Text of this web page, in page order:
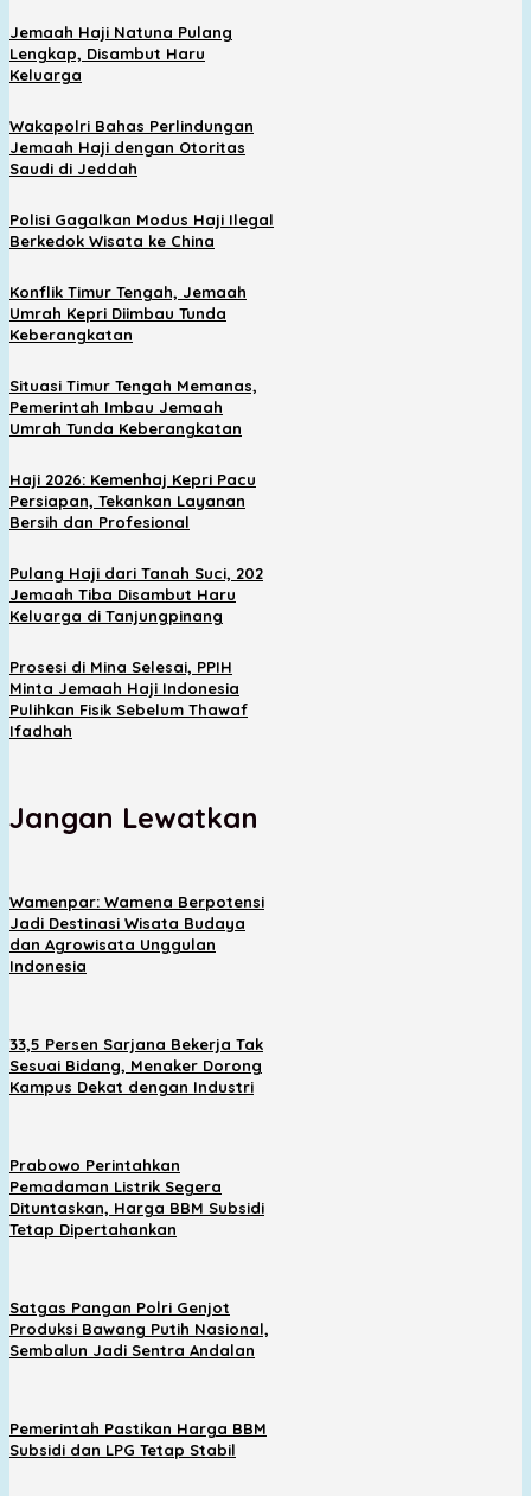
Jemaah Haji Natuna Pulang
Lengkap, Disambut Haru
Keluarga
Wakapolri Bahas Perlindungan
Jemaah Haji dengan Otoritas
Saudi di Jeddah
Polisi Gagalkan Modus Haji Ilegal
Berkedok Wisata ke China
Konflik Timur Tengah, Jemaah
Umrah Kepri Diimbau Tunda
Keberangkatan
Situasi Timur Tengah Memanas,
Pemerintah Imbau Jemaah
Umrah Tunda Keberangkatan
Haji 2026: Kemenhaj Kepri Pacu
Persiapan, Tekankan Layanan
Bersih dan Profesional
Pulang Haji dari Tanah Suci, 202
Jemaah Tiba Disambut Haru
Keluarga di Tanjungpinang
Prosesi di Mina Selesai, PPIH
Minta Jemaah Haji Indonesia
Pulihkan Fisik Sebelum Thawaf
Ifadhah
Jangan Lewatkan
Wamenpar: Wamena Berpotensi
Jadi Destinasi Wisata Budaya
dan Agrowisata Unggulan
Indonesia
33,5 Persen Sarjana Bekerja Tak
Sesuai Bidang, Menaker Dorong
Kampus Dekat dengan Industri
Prabowo Perintahkan
Pemadaman Listrik Segera
Dituntaskan, Harga BBM Subsidi
Tetap Dipertahankan
Satgas Pangan Polri Genjot
Produksi Bawang Putih Nasional,
Sembalun Jadi Sentra Andalan
Pemerintah Pastikan Harga BBM
Subsidi dan LPG Tetap Stabil